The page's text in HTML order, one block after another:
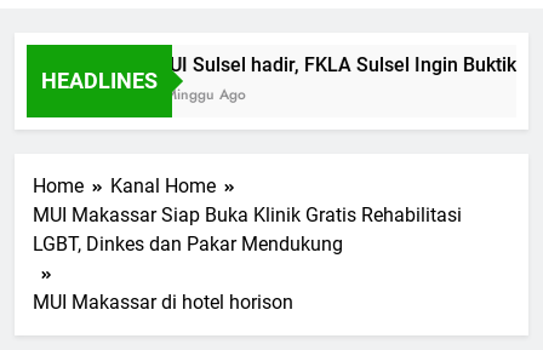
HEADLINES
MUI Sulsel hadir, FKLA Sulsel Ingin
1 Minggu Ago
Home
Kanal Home
MUI Makassar Siap Buka Klinik Gratis Rehabilitasi
LGBT, Dinkes dan Pakar Mendukung
MUI Makassar di hotel horison